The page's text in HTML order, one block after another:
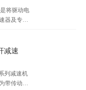
。
将驱动电
器及专用
。主要适
轻工等行
减速
列减速机
带传动，